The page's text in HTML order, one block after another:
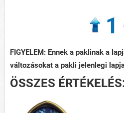
1
FIGYELEM: Ennek a paklinak a
változásokat a pakli jelenlegi
ÖSSZES